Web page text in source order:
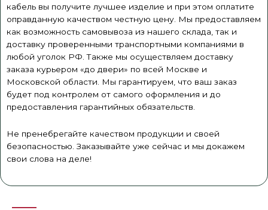
кабель вы получите лучшее изделие и при этом оплатите
оправданную качеством честную цену. Мы предоставляем
как возможность самовывоза из нашего склада, так и
доставку проверенными транспортными компаниями в
любой уголок РФ. Также мы осуществляем доставку
заказа курьером «до двери» по всей Москве и
Московской области. Мы гарантируем, что ваш заказ
будет под контролем от самого оформления и до
предоставления гарантийных обязательств.
Не пренебрегайте качеством продукции и своей
безопасностью. Заказывайте уже сейчас и мы докажем
свои слова на деле!